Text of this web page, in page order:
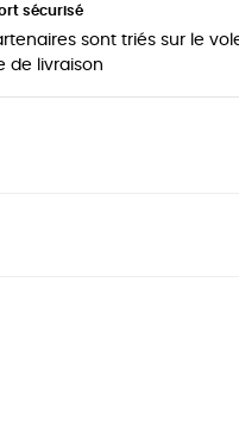
sécurisé
sont triés sur le
de livraison